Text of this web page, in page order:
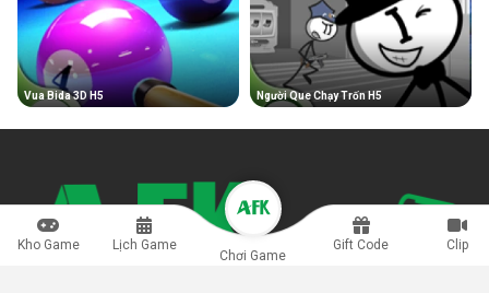
Vua Bida 3D H5 Người Que Chạy Trốn H5
Kho Game Lịch Game
Chơi Game
Gift Code Clip